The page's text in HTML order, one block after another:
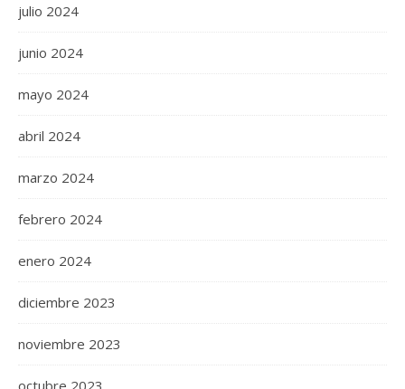
julio 2024
junio 2024
mayo 2024
abril 2024
marzo 2024
febrero 2024
enero 2024
diciembre 2023
noviembre 2023
octubre 2023